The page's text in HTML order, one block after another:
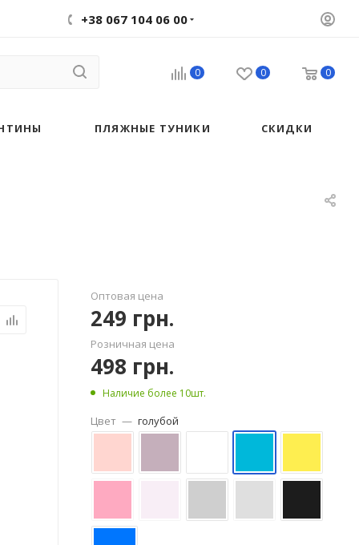
+38 067 104 06 00
0 0 0
ПЛЯЖНЫЕ ТУНИКИ СКИДКИ
Оптовая цена
249 грн.
Розничная цена
498 грн.
Наличие более 10шт.
Цвет — голубой